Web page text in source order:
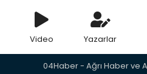
Video Yazarlar
04Haber - Ağrı Haber ve